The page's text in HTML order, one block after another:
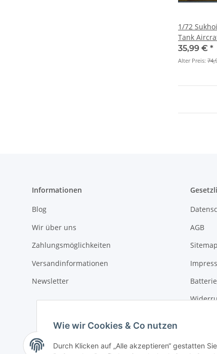
1/72
Tank
35,99 € *
Alter Preis:
Informationen
Blog
Wir über uns
Zahlungsmöglichkeiten
Versandinformationen
Newsletter
AGB
Sitemap
Wie wir Cookies & Co nutzen
Durch Klicken auf „Alle akzeptieren“ gestatten